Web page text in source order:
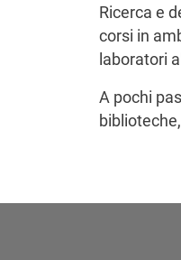
Ricerca e
corsi in
laboratori
A pochi